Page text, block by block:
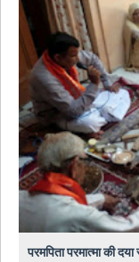
परमपिता परमात्मा की